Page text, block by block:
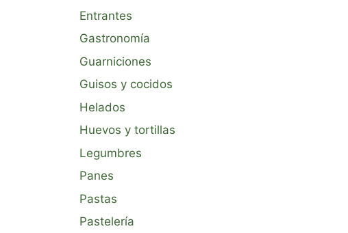
Entrantes
Gastronomía
Guarniciones
Guisos y cocidos
Helados
Huevos y tortillas
Legumbres
Panes
Pastas
Pastelería